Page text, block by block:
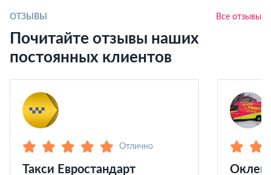
ОТЗЫВЫ Все отзывы
Почитайте отзывы наших
постоянных клиентов
Отлично
Такси Евростандарт